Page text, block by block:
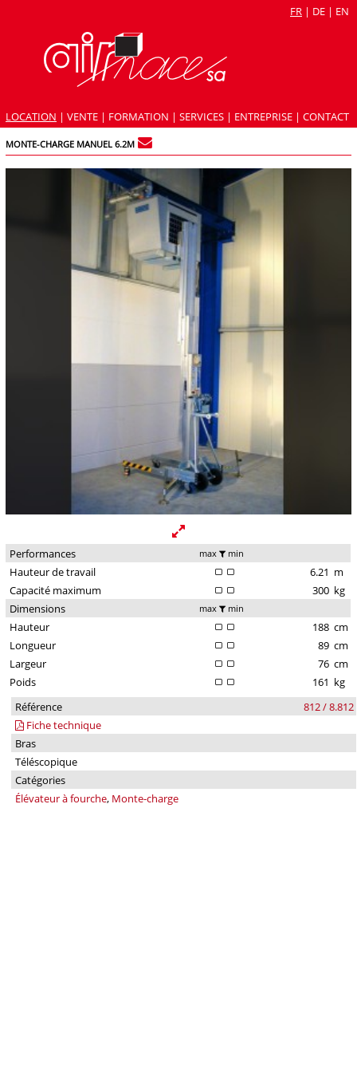
FR | DE | EN
LOCATION | VENTE | FORMATION | SERVICES | ENTREPRISE | CONTACT
MONTE-CHARGE MANUEL 6.2M
Performances max min
Hauteur de travail 6.21 m
Capacité maximum
300 kg
Dimensions
max min
Hauteur 188 cm
Longueur
89 cm
Largeur
76 cm
Poids
161 kg
Référence
812 / 8.812
Fiche technique
Bras
Téléscopique
Catégories
Élévateur à fourche, Monte-charge